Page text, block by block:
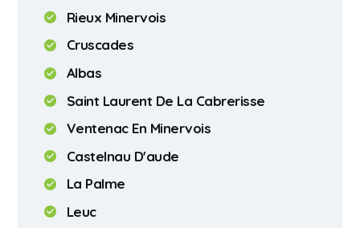
Rieux Minervois
Cruscades
Albas
Saint Laurent De La Cabrerisse
Ventenac En Minervois
Castelnau D'aude
La Palme
Leuc